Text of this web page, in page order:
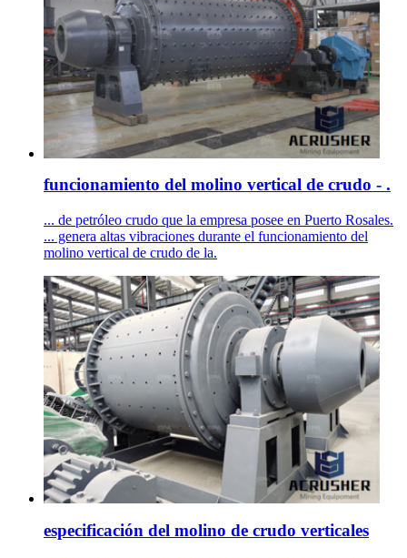
funcionamiento del molino vertical de crudo - .
... de petróleo crudo que la empresa posee en Puerto Rosales.
... genera altas vibraciones durante el funcionamiento del
molino vertical de crudo de la.
especificación del molino de crudo verticales